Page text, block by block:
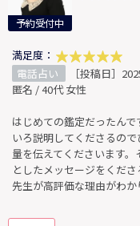
予約受付中
満足度：
電話占い
［投稿日］
匿名 / 40代 女性
はじめての鑑定だったん
いろ説明してくださるの
量を伝えてくださいます
としたメッセージをくだ
先生が高評価な理由がわか